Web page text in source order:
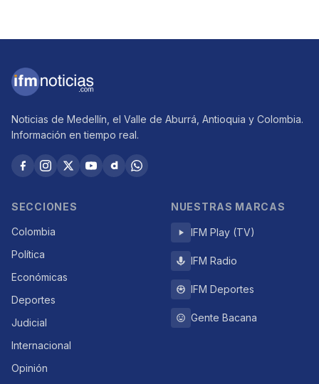
Noticias de Medellín, el Valle de Aburrá, Antioquia y Colombia.
Información en tiempo real.
SECCIONES
Colombia
Política
Económicas
Deportes
Judicial
Internacional
Opinión
NUESTRAS MARCAS
IFM Play (TV)
IFM Radio
IFM Deportes
Gente Bacana